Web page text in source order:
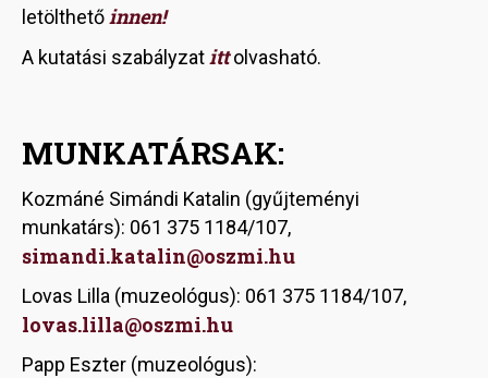
letölthetőinnen!
A kutatási szabályzatitt olvasható.
MUNKATÁRSAK:
Kozmáné Simándi Katalin (gyűjteményi
munkatárs): 061 375 1184/107,
simandi.katalin@oszmi.hu
Lovas Lilla (muzeológus): 061 375 1184/107,
lovas.lilla@oszmi.hu
Papp Eszter (muzeológus):